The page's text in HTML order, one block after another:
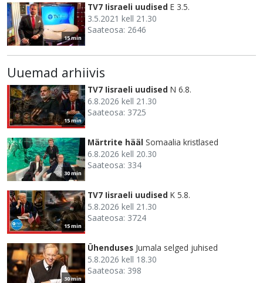
15 min
TV7 Iisraeli uudised E 3.5.
3.5.2021 kell 21.30
Saateosa: 2646
Uuemad arhiivis
15 min
TV7 Iisraeli uudised N 6.8.
6.8.2026 kell 21.30
Saateosa: 3725
30 min
Märtrite hääl Somaalia kristlased
6.8.2026 kell 20.30
Saateosa: 334
15 min
TV7 Iisraeli uudised K 5.8.
5.8.2026 kell 21.30
Saateosa: 3724
30 min
Ühenduses Jumala selged juhised
5.8.2026 kell 18.30
Saateosa: 398